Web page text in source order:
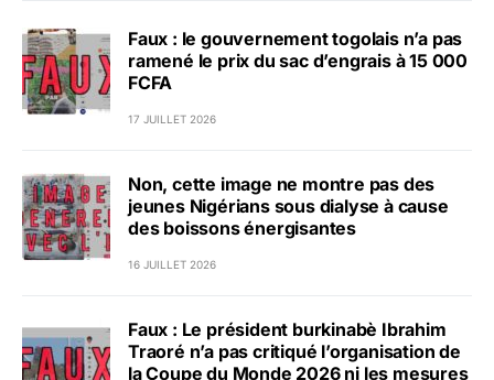
Faux : le gouvernement togolais n’a pas
ramené le prix du sac d’engrais à 15 000
FCFA
17 JUILLET 2026
Non, cette image ne montre pas des
jeunes Nigérians sous dialyse à cause
des boissons énergisantes
16 JUILLET 2026
Faux : Le président burkinabè Ibrahim
Traoré n’a pas critiqué l’organisation de
la Coupe du Monde 2026 ni les mesures